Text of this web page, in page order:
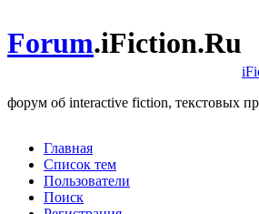
Forum.iFiction.Ru
форум об interactive fiction, текстовых
Главная
Список тем
Пользователи
Поиск